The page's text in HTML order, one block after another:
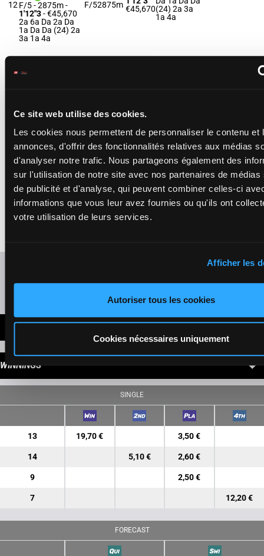
Ce site web utilise des cookies.
Les cookies nous permettent de personnaliser le contenu et
annonces, d'offrir des fonctionnalités relatives aux médias
d'analyser notre trafic. Nous partageons également des
sur l'utilisation de notre site avec nos partenaires de médias
de publicité et d'analyse, qui peuvent combiner celles-ci
informations que vous leur avez fournies ou qu'ils ont
votre utilisation de leurs services.
Afficher les
Autoriser tous les cookies
Cookies nécessaires uniquement
12 F/5 - 2875m-
1'12"3- €45,670
2a 6a Da 2a Da
1a Da Da (24) 2a
3a 1a 4a
F/52875m €45,670(24) 2a 3a
1a 4a
LEGENDE DES
1'12"8- €46,575
1m 6a Da Da
(24) 2a 2a Da 2a
14
COEUR
Dubois J.-
Dubois Jul.
F/5 - 2875m -
3a Da 2a 2a 2a
F/52875m €46,720
3a Da 2a 2a
2a 6a Da
(24) 7a 4a
Refresh odds
LATEST NEWS
WINNINGS
SINGLE
13 19,70 € 3,50 €
14 5,10 € 2,60 €
9 2,50 €
7 12,20 €
FORECAST